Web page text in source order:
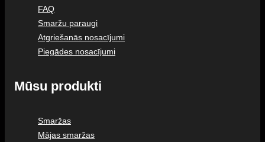
FAQ
Smaržu paraugi
Atgriešanās nosacījumi
Piegādes nosacījumi
Mūsu produkti
Smaržas
Mājas smaržas